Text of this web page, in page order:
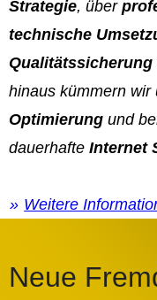
Strategie, über
technische
Qualitätssicherung
hinaus kümmern wir
Optimierung und
dauerhafte Internet
Weitere
Neue